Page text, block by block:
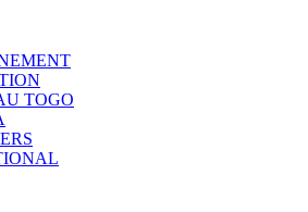
TOGO